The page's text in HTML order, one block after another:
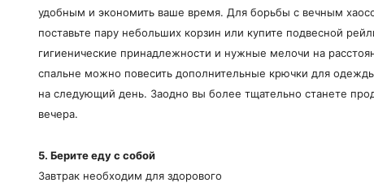
удобным и экономить ваше время. Для борьбы с вечным
поставьте пару небольших корзин или купите подвесной
гигиенические принадлежности и нужные мелочи на
спальне можно повесить дополнительные крючки для
на следующий день. Заодно вы более тщательно станете
вечера.
5. Берите еду с собой
Завтрак необходим для здорового